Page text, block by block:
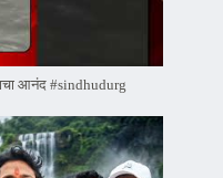
आनंद #sindhudurg